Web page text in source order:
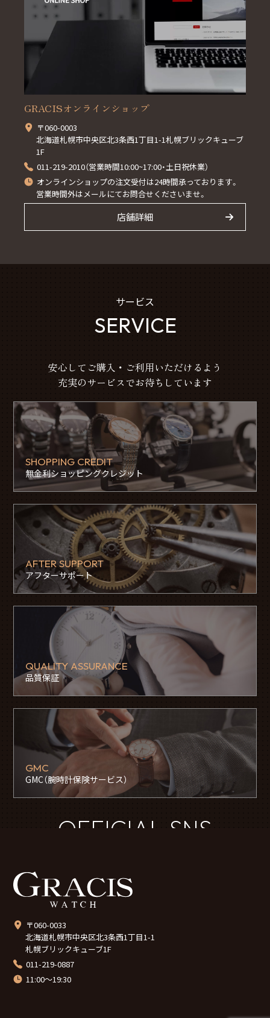
GRACISオンラインショップ
〒060-0003
北海道札幌市中央区北3条西1丁目1-1札幌ブリックキューブ
1F
011-219-2010（営業時間10:00~17:00・土日祝休業）
オンラインショップの注文受付は24時間承っております。
営業時間外はメールにてお問合せくださいませ。
店舗詳細
サービス
SERVICE
安心してご購入・ご利用いただけるよう
充実のサービスでお待ちしています
SHOPPING CREDIT
無金利ショッピングクレジット
AFTER SUPPORT
アフターサポート
QUALITY ASSURANCE
品質保証
GMC
GMC（腕時計保険サービス）
OFFICIAL SNS
〒060-0033
北海道札幌市中央区北3条西1丁目1-1
札幌ブリックキューブ1F
011-219-0887
11:00～19:30